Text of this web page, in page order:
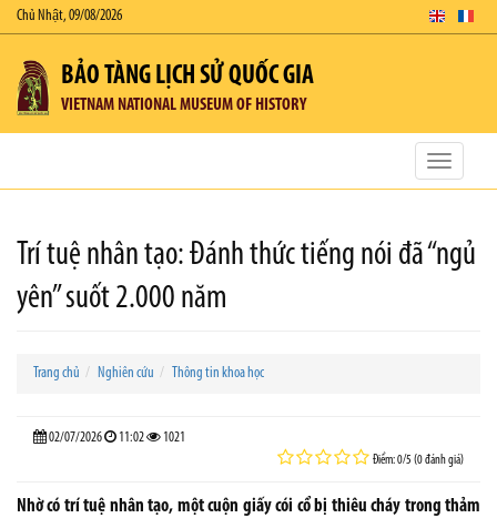
Chủ Nhật, 09/08/2026
BẢO TÀNG LỊCH SỬ QUỐC GIA
VIETNAM NATIONAL MUSEUM OF HISTORY
Toggle
Trí tuệ nhân tạo: Đánh thức tiếng nói đã “ngủ
yên” suốt 2.000 năm
Trang chủ Nghiên cứu Thông tin khoa học
02/07/2026 11:02 1021
Điểm: 0/5 (0 đánh giá)
Nhờ có trí tuệ nhân tạo, một cuộn giấy cói cổ bị thiêu cháy trong thảm